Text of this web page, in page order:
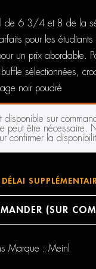
de 6 3/4 et 8 de la
pour les
un prix
sélectionnées,
noir poudré
disponible sur
peut être nécessaire.
confirmer la
(SUR
Marque : Meinl